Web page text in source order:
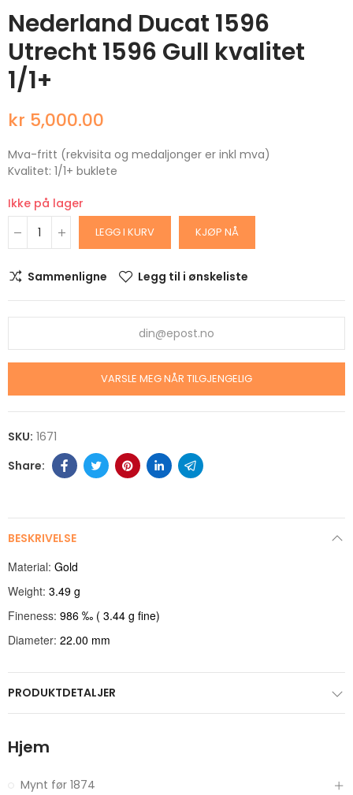
Nederland Ducat 1596
Utrecht 1596 Gull kvalitet
1/1+
kr 5,000.00
Mva-fritt (rekvisita og medaljonger er inkl mva)
Kvalitet: 1/1+ buklete
Ikke på lager
LEGG I KURV KJØP NÅ
Sammenligne Legg til i ønskeliste
VARSLE MEG NÅR TILGJENGELIG
SKU: 1671
BESKRIVELSE
Material: Gold
Weight: 3.49 g
Fineness: 986 ‰ ( 3.44 g fine)
Diameter: 22.00 mm
PRODUKTDETALJER
Hjem
Mynt før 1874